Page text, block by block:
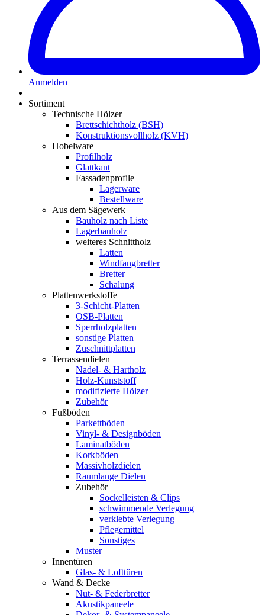
Anmelden
Sortiment
Technische Hölzer
Brettschichtholz (BSH)
Konstruktionsvollholz (KVH)
Hobelware
Profilholz
Glattkant
Fassadenprofile
Lagerware
Bestellware
Aus dem Sägewerk
Bauholz nach Liste
Lagerbauholz
weiteres Schnittholz
Latten
Windfangbretter
Bretter
Schalung
Plattenwerkstoffe
3-Schicht-Platten
OSB-Platten
Sperrholzplatten
sonstige Platten
Zuschnittplatten
Terrassendielen
Nadel- & Hartholz
Holz-Kunststoff
modifizierte Hölzer
Zubehör
Fußböden
Parkettböden
Vinyl- & Designböden
Laminatböden
Korkböden
Massivholzdielen
Raumlange Dielen
Zubehör
Sockelleisten & Clips
schwimmende Verlegung
verklebte Verlegung
Pflegemittel
Sonstiges
Muster
Innentüren
Glas- & Lofttüren
Wand & Decke
Nut- & Federbretter
Akustikpaneele